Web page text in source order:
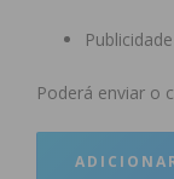
Poderá enviar o